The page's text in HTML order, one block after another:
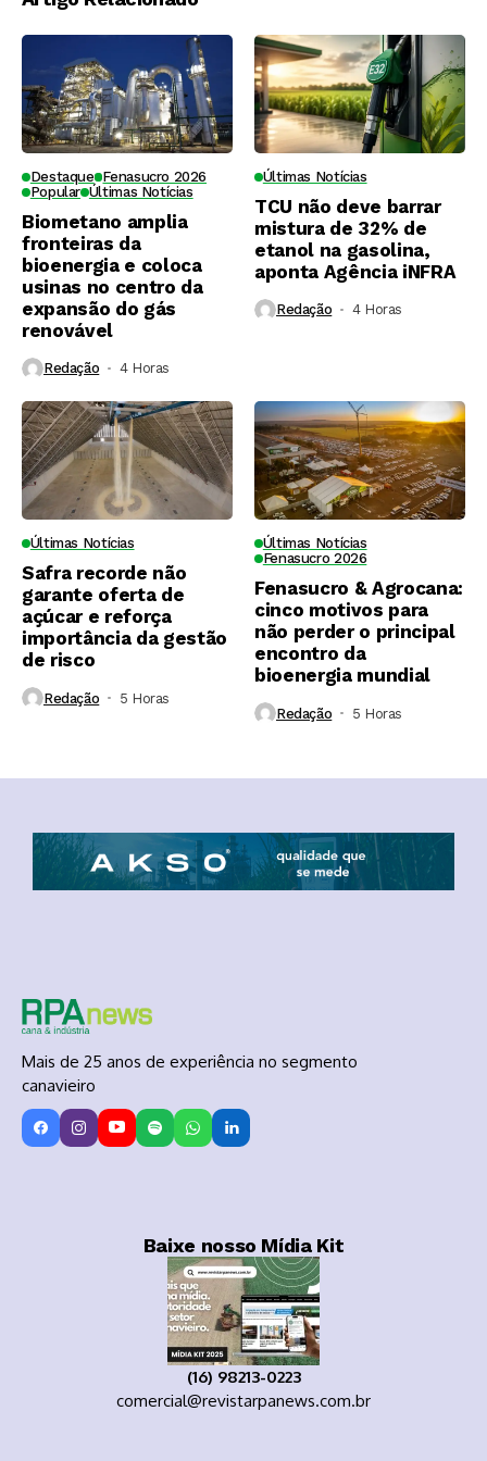
Destaque Fenasucro 2026
Popular Últimas Notícias
Biometano amplia
fronteiras da
bioenergia e coloca
usinas no centro da
expansão do gás
renovável
Redação 4 Horas ⁮
Últimas Notícias
TCU não deve barrar
mistura de 32% de
etanol na gasolina,
aponta Agência iNFRA
Redação 4 Horas ⁮
Últimas Notícias
Safra recorde não
garante oferta de
açúcar e reforça
importância da gestão
de risco
Redação 5 Horas ⁮
Últimas Notícias
Fenasucro 2026
Fenasucro & Agrocana:
cinco motivos para
não perder o principal
encontro da
bioenergia mundial
Redação 5 Horas ⁮
Mais de 25 anos de experiência no segmento
canavieiro
Baixe nosso Mídia Kit
(16) 98213-0223
comercial@revistarpanews.com.br